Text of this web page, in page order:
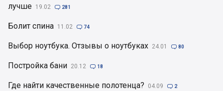
лучше 19.02  281
Болит спина 11.02  74
Выбор ноутбука. Отзывы о ноутбуках 24.01  80
Постройка бани 20.12  18
Где найти качественные полотенца? 04.09  2